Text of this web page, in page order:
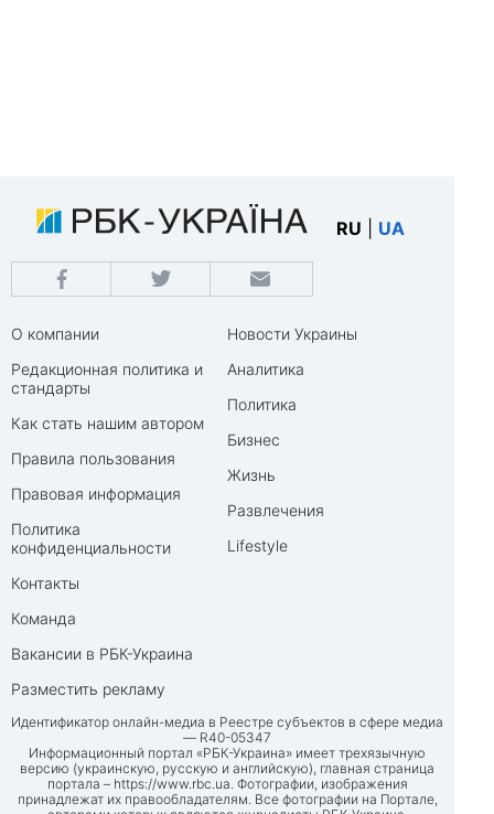
RU UA
О компании
Редакционная политика и
стандарты
Как стать нашим автором
Правила пользования
Правовая информация
Политика
конфиденциальности
Контакты
Команда
Вакансии в РБК-Украина
Разместить рекламу
Новости Украины
Аналитика
Политика
Бизнес
Жизнь
Развлечения
Lifestyle
Идентификатор онлайн-медиа в Реестре субъектов в сфере медиа
— R40-05347
Информационный портал «РБК-Украина» имеет трехязычную
версию (украинскую, русскую и английскую), главная страница
портала – https://www.rbc.ua. Фотографии, изображения
принадлежат их правообладателям. Все фотографии на Портале,